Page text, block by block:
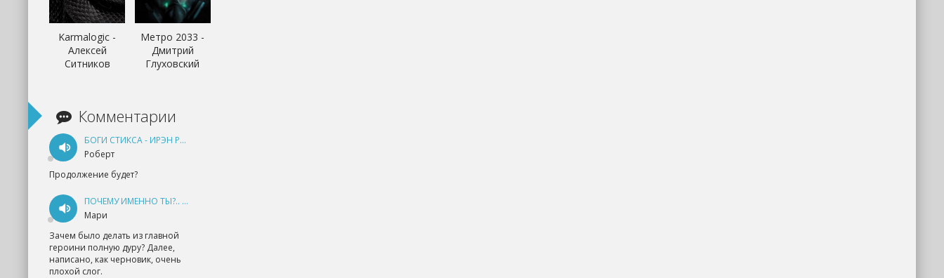
Karmalogic -
Алексей
Ситников
Метро 2033 -
Дмитрий
Глуховский
Комментарии
БОГИ СТИКСА - ИРЭН РУДКЕВИЧ
Роберт
Продолжение будет?
ПОЧЕМУ ИМЕННО ТЫ?.. КНИГА 1 - ЕКАТЕРИНА ЮДИНА
Мари
Зачем было делать из главной
героини полную дуру? Далее,
написано, как черновик, очень
плохой слог.